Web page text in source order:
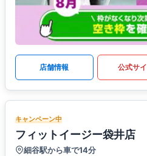
店舗情報 公式サ
キャンペーン中
フィットイージー袋井店
細谷駅から車で14分